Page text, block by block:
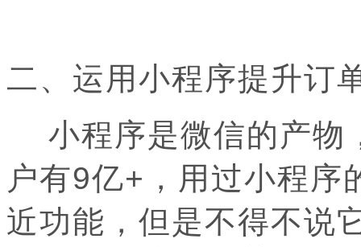
二、运用小程序提升订
小程序是微信的产物
户有9亿+，用过小程序
近功能，但是不得不说